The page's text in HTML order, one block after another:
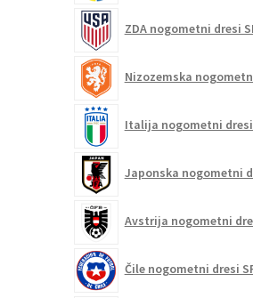
ZDA nogometni dresi
Nizozemska
Italija nogometni dresi
Japonska nogometni
Avstrija nogometni
Čile nogometni dresi